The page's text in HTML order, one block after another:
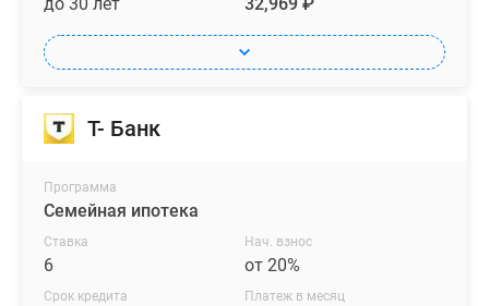
до 30 лет 32,969 ₽
Т- Банк
Программа
Семейная ипотека
Ставка
6
Нач. взнос
от 20%
Срок кредита Платеж в месяц